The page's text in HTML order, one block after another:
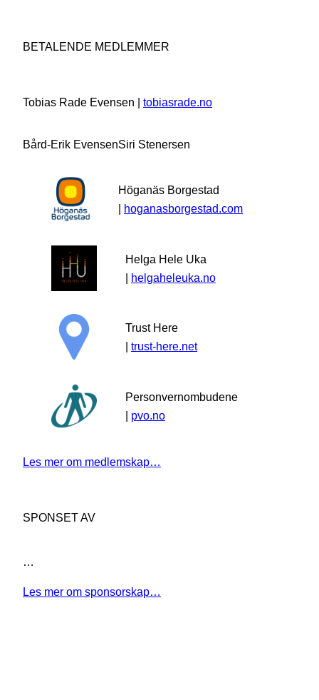
BETALENDE MEDLEMMER
Tobias Rade Evensen | tobiasrade.no
Bård-Erik EvensenSiri Stenersen
Höganäs Borgestad
| hoganasborgestad.com
Helga Hele Uka
| helgaheleuka.no
Trust Here
trust-here.net
Personvernombudene
| pvo.no
Les mer om medlemskap…
SPONSET AV
…
Les mer om sponsorskap…